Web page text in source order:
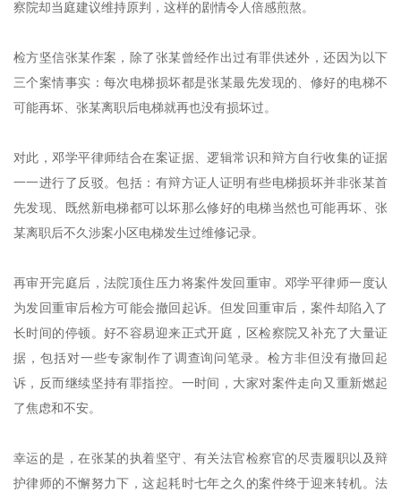
察院却当庭建议维持原判，这样的剧情令人倍感煎熬。
检方坚信张某作案，除了张某曾经作出过有罪供述外，还因为以下
三个案情事实：每次电梯损坏都是张某最先发现的、修好的电梯不
可能再坏、张某离职后电梯就再也没有损坏过。
对此，邓学平律师结合在案证据、逻辑常识和辩方自行收集的证据
一一进行了反驳。包括：有辩方证人证明有些电梯损坏并非张某首
先发现、既然新电梯都可以坏那么修好的电梯当然也可能再坏、张
某离职后不久涉案小区电梯发生过维修记录。
再审开完庭后，法院顶住压力将案件发回重审。邓学平律师一度认
为发回重审后检方可能会撤回起诉。但发回重审后，案件却陷入了
长时间的停顿。好不容易迎来正式开庭，区检察院又补充了大量证
据，包括对一些专家制作了调查询问笔录。检方非但没有撤回起
诉，反而继续坚持有罪指控。一时间，大家对案件走向又重新燃起
了焦虑和不安。
幸运的是，在张某的执着坚守、有关法官检察官的尽责履职以及辩
护律师的不懈努力下，这起耗时七年之久的案件终于迎来转机。法